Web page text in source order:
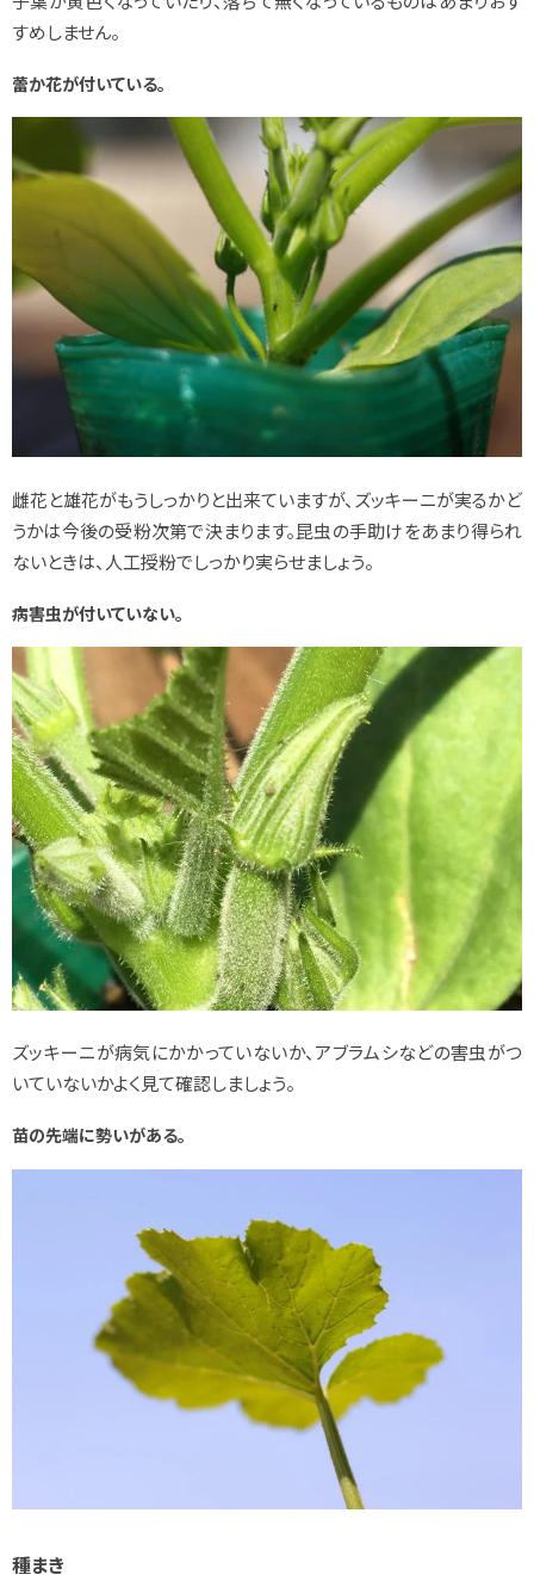
すめしません。
蕾か花が付いている。
雌花と雄花がもうしっかりと出来ていますが、ズッキーニが実るかど
うかは今後の受粉次第で決まります。昆虫の手助けをあまり得られ
ないときは、人工授粉でしっかり実らせましょう。
病害虫が付いていない。
ズッキーニが病気にかかっていないか、アブラムシなどの害虫がつ
いていないかよく見て確認しましょう。
苗の先端に勢いがある。
種まき